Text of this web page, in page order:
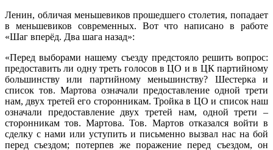
Ленин, обличая меньшевиков прошедшего столетия, попадает
в меньшевиков современных. Вот что написано в работе
«Шаг вперёд. Два шага назад»:
«Перед выборами нашему съезду предстояло решить вопрос:
предоставить ли одну треть голосов в ЦО и в ЦК партийному
большинству или партийному меньшинству? Шестерка и
список тов. Мартова означали предоставление одной трети
нам, двух третей его сторонникам. Тройка в ЦО и список наш
означали предоставление двух третей нам, одной трети –
сторонникам тов. Мартова. Тов. Мартов отказался войти в
сделку с нами или уступить и письменно вызвал нас на бой
перед съездом; потерпев же поражение перед съездом, он